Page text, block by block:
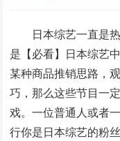
日本综艺一直是
是【必看】日本综艺
某种商品推销思路，
巧，那么这些节目一
戏。一位普通人或者
行你是日本综艺的粉丝